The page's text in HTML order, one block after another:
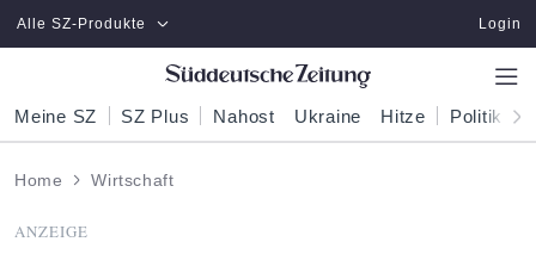
Zum Hauptinhalt springen
Alle SZ-Produkte Login
Meine SZ SZ Plus Nahost Ukraine Hitze Politik
Home Wirtschaft
ANZEIGE